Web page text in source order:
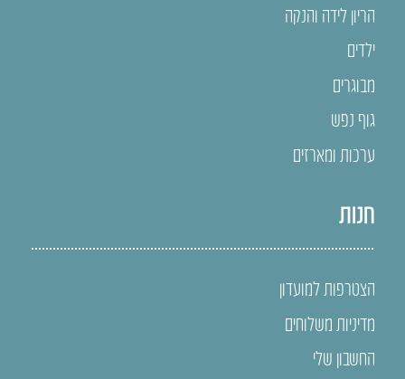
הריון לידה והנקה
ילדים
מבוגרים
גוף נפש
ערכות ומארזים
חנות
הצטרפות למועדון
מדיניות משלוחים
החשבון שלי